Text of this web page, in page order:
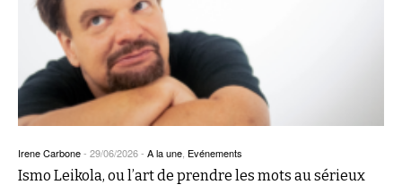
Irene Carbone- 29/06/2026- A la une Evénements
Ismo Leikola, ou l’art de prendre les mots au sérieux